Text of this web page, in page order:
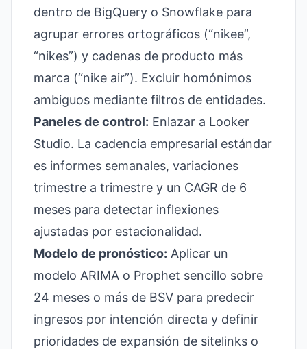
dentro de BigQuery o Snowflake para
agrupar errores ortográficos (“nikee”,
“nikes”) y cadenas de producto más
marca (“nike air”). Excluir homónimos
ambiguos mediante filtros de entidades.
Paneles de control: Enlazar a Looker
Studio. La cadencia empresarial estándar
es informes semanales, variaciones
trimestre a trimestre y un CAGR de 6
meses para detectar inflexiones
ajustadas por estacionalidad.
Modelo de pronóstico: Aplicar un
modelo ARIMA o Prophet sencillo sobre
24 meses o más de BSV para predecir
ingresos por intención directa y definir
prioridades de expansión de sitelinks o